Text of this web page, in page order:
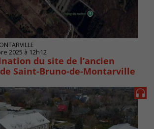
2025 à 12h12
du site de l’ancien
Saint-Bruno-de-Montarville